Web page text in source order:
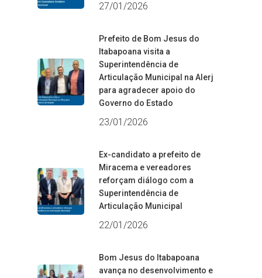
27/01/2026
Prefeito de Bom Jesus do
Itabapoana visita a
Superintendência de
Articulação Municipal na Alerj
para agradecer apoio do
Governo do Estado
23/01/2026
Ex-candidato a prefeito de
Miracema e vereadores
reforçam diálogo com a
Superintendência de
Articulação Municipal
22/01/2026
Bom Jesus do Itabapoana
avança no desenvolvimento e